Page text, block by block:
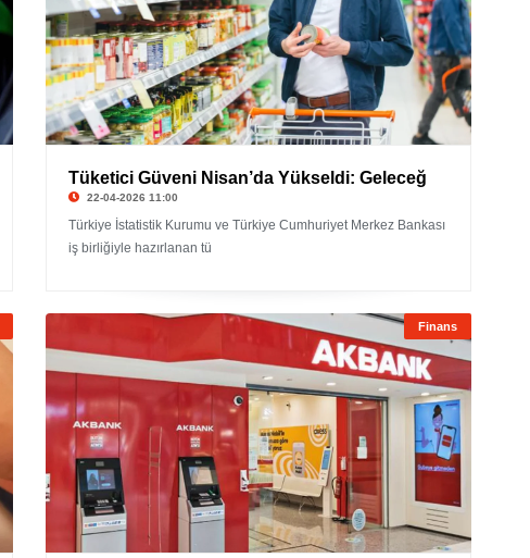
Tüketici Güveni Nisan’da Yükseldi: Geleceğ
22-04-2026 11:00
Türkiye İstatistik Kurumu ve Türkiye Cumhuriyet Merkez Bankası
iş birliğiyle hazırlanan tü
Finans